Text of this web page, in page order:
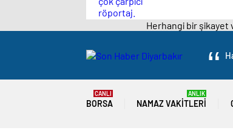
Herhangi bir şikayet
BORSA
CANLI
NAMAZ VAKITLERI
ANLIK